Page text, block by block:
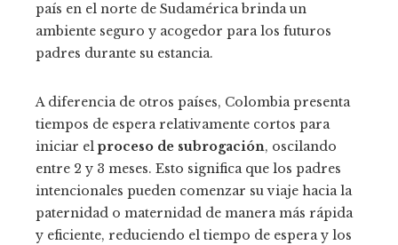
país en el norte de Sudamérica brinda un
ambiente seguro y acogedor para los futuros
padres durante su estancia.
A diferencia de otros países, Colombia presenta
tiempos de espera relativamente cortos para
iniciar elproceso de subrogación, oscilando
entre 2 y 3 meses. Esto significa que los padres
intencionales pueden comenzar su viaje hacia la
paternidad o maternidad de manera más rápida
y eficiente, reduciendo el tiempo de espera y los